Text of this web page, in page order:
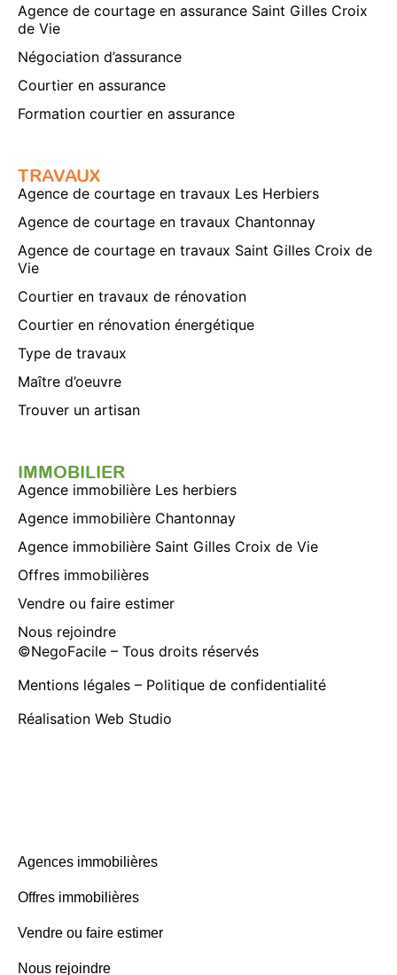
Agence de courtage en assurance Saint Gilles Croix
de Vie
Négociation d’assurance
Courtier en assurance
Formation courtier en assurance
TRAVAUX
Agence de courtage en travaux Les Herbiers
Agence de courtage en travaux Chantonnay
Agence de courtage en travaux Saint Gilles Croix de
Vie
Courtier en travaux de rénovation
Courtier en rénovation énergétique
Type de travaux
Maître d’oeuvre
Trouver un artisan
IMMOBILIER
Agence immobilière Les herbiers
Agence immobilière Chantonnay
Agence immobilière Saint Gilles Croix de Vie
Offres immobilières
Vendre ou faire estimer
Nous rejoindre
©NegoFacile – Tous droits réservés
Mentions légales – Politique de confidentialité
Réalisation Web Studio
Agences immobilières
Offres immobilières
Vendre ou faire estimer
Nous rejoindre